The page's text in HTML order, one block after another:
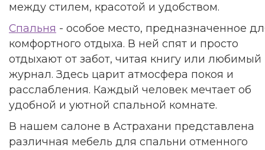
между стилем, красотой и удобством.
Спальня - особое место, предназначенное
комфортного отдыха. В ней спят и просто
отдыхают от забот, читая книгу или любимый
журнал. Здесь царит атмосфера покоя и
расслабления. Каждый человек мечтает об
удобной и уютной спальной комнате.
В нашем салоне в Астрахани представлена
различная мебель для спальни отменного